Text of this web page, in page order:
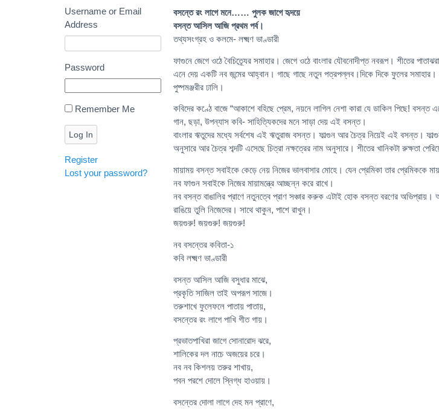
বসন্তে রং লাগে মনে…… পুলক জাগে হৃদয়ে
বসন্ত আসিল আজি প্রথম পর্ব।
তথ্যসংগ্রহ ও কলমে- লক্ষ্মণ ভাণ্ডারী
ফাগুনে জেগে ওঠে বৈচিত্র্যের সমাহার। জেগে ওঠে বাংলার যৌবনোদীপ্ত নবরূপ। শীতের
এনে দেয় একটি নব জন্মের আহ্বান। গাছে গাছে নতুন পত্রপল্লব।দিকে দিকে ফুলের
পুষ্পমঞ্জরীর ঢালি।
কবিদের কণ্ঠে বাজে “আকাশে বহিছে প্রেম, নয়নে লাগিল নেশা কারা যে ডাকিল পিছে!
গান, ছড়া, উপন্যাস কবি- সাহিত্যিকদের মনে সাড়া দেয় এই বসন্ত।
বাংলার ঋতুদের মধ্যে সর্বশেষ এই ঋতুরাজ বসন্ত। ফাল্গুন আর চৈত্র নিয়েই এই বসন্ত। ফাল্গুন
অনুসারে আর চৈত্র শব্দটি এসেছে চিত্রা নক্ষত্রের নাম অনুসারে। শীতের খানিকটা রুক্ষতা
মায়াময় বসন্ত সবাইকে কেড়ে নেয় নিজের ভালবাসার মোহে। যেন প্রেমিকা তার প্রেমিককে
নব ফাগুন সবাইকে নিজের মায়ামন্ত্রে আচ্ছন্ন করে রাখে।
নব বসন্ত বাঙালির প্রাণে নতুনত্বে প্রাণ সঞ্চার করুক এটাই হোক বসন্ত বরণের
রাঙিয়ে তুলি নিজেদের। সাথে থাকুন, পাশে রাখুন।
জয়গুরু! জয়গুরু! জয়গুরু!
নব বসন্তের কবিতা-১
কবি লক্ষ্মণ ভাণ্ডারী
বসন্ত আসিল আজি বসুধার মাঝে,
প্রকৃতি সাজিল তাই অপরূপ সাজে।
তরুশাখে ফুলেফলে পাতায় পাতায়,
বসন্তের রং লাগে পাখি গীত গায়।
প্রভাতপাখিরা জাগে সোনারোদ ঝরে,
শালিকের দল নাচে অজয়ের চরে।
নব নব কিশলয় তরুর শাখায়,
পবন পরশে দোলে স্নিগ্ধ হাওয়ায়।
বসন্তের দোলা লাগে দেহ মন প্রাণে,
Username or Email
Address
Password
Remember Me
Log In
Register
Lost your password?